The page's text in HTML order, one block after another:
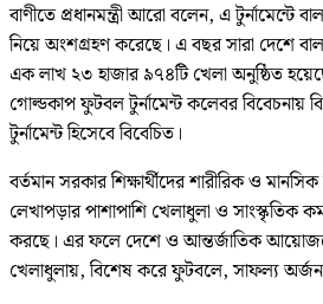
বাণীতে প্রধানমন্ত্রী আরো বলেন, এ
নিয়ে অংশগ্রহণ করেছে। এ বছর সারা দেশে
এক লাখ ২৩ হাজার ৯৭৪টি খেলা অনুষ্ঠিত
গোল্ডকাপ ফুটবল টুর্নামেন্ট কলেবর বিবেচনায়
টুর্নামেন্ট হিসেবে বিবেচিত।
বর্তমান সরকার শিক্ষার্থীদের শারীরিক ও
লেখাপড়ার পাশাপাশি খেলাধুলা ও সাংস্কৃতিক
করছে। এর ফলে দেশে ও আন্তর্জাতিক
খেলাধুলায়, বিশেষ করে ফুটবলে, সাফল্য